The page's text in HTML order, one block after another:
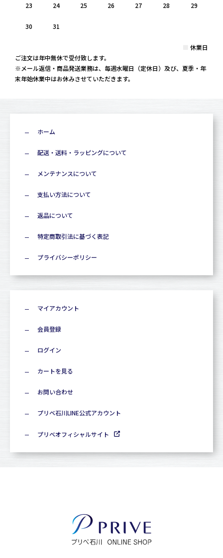
ホーム
配送・送料・ラッピングについて
メンテナンスについて
支払い方法について
返品について
特定商取引法に基づく表記
プライバシーポリシー
マイアカウント
会員登録
ログイン
カートを見る
お問い合わせ
プリベ石川LINE公式アカウント
プリベオフィシャルサイト
23 24 25 26 27 28 29
30 31
休業日
ご注文は年中無休で受付致します。
※メール返信・商品発送業務は、毎週水曜日（定休日）及び、夏季・年
末年始休業中はお休みさせていただきます。